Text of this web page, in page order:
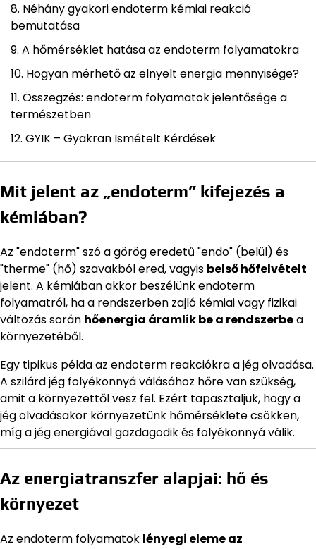
Néhány gyakori endoterm kémiai reakció
bemutatása
A hőmérséklet hatása az endoterm folyamatokra
Hogyan mérhető az elnyelt energia mennyisége?
Összegzés: endoterm folyamatok jelentősége a
természetben
GYIK – Gyakran Ismételt Kérdések
Mit jelent az „endoterm” kifejezés a
kémiában?
Az "endoterm" szó a görög eredetű "endo" (belül) és
"therme" (hő) szavakból ered, vagyis belső hőfelvételt
jelent. A kémiában akkor beszélünk endoterm
folyamatról, ha a rendszerben zajló kémiai vagy fizikai
változás során hőenergia áramlik be a rendszerbea
környezetéből.
Egy tipikus példa az endoterm reakciókra a jég olvadása.
A szilárd jég folyékonnyá válásához hőre van szükség,
amit a környezettől vesz fel. Ezért tapasztaljuk, hogy a
jég olvadásakor környezetünk hőmérséklete csökken,
míg a jég energiával gazdagodik és folyékonnyá válik.
Az energiatranszfer alapjai: hő és
környezet
Az endoterm folyamatok lényegi eleme az